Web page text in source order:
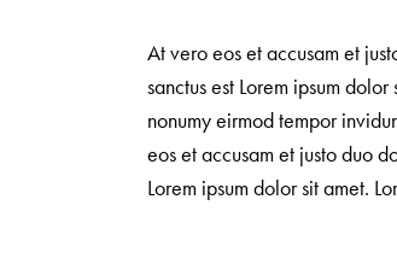
At vero eos et accusam et
sanctus est Lorem ipsum
nonumy eirmod tempor
eos et accusam et justo duo
Lorem ipsum dolor sit amet.